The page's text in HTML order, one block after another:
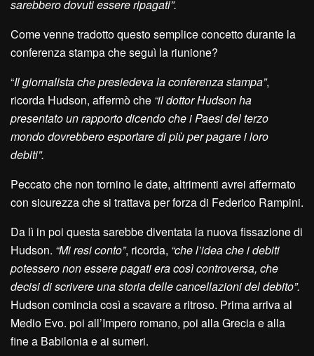
sarebbero dovuti essere ripagati”.
Come venne tradotto questo semplice concetto durante la
conferenza stampa che seguì la riunione?
“Il giornalista che presiedeva la conferenza stampa”,
ricorda Hudson, affermò che “il dottor Hudson ha
presentato un rapporto dicendo che i Paesi del terzo
mondo dovrebbero esportare di più per pagare i loro
debiti”.
Peccato che non tornino le date, altrimenti avrei affermato
con sicurezza che si trattava per forza di Federico Rampini.
Da lì in poi questa sarebbe diventata la nuova fissazione di
Hudson. “Mi resi conto”, ricorda, “che l’idea che i debiti
potessero non essere pagati era così controversa, che
decisi di scrivere una storia delle cancellazioni del debito”.
Hudson comincia così a scavare a ritroso. Prima arriva al
Medio Evo. poi all’Impero romano, poi alla Grecia e alla
fine a Babilonia e ai sumeri.